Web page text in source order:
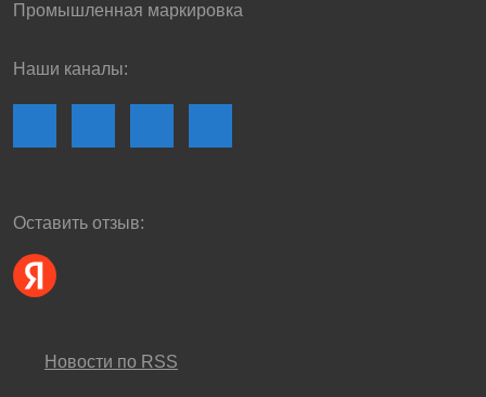
Промышленная маркировка
Наши каналы:
Оставить отзыв:
Новости по RSS